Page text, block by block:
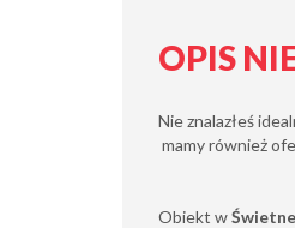
OPIS
Nie znalazłeś
mamy również
Obiekt w